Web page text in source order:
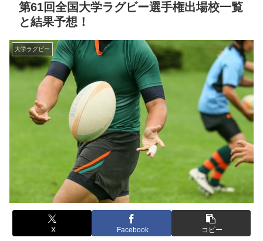
第61回全国大学ラグビー選手権出場校一覧
と結果予想！
大学ラグビー
X Facebook コピー